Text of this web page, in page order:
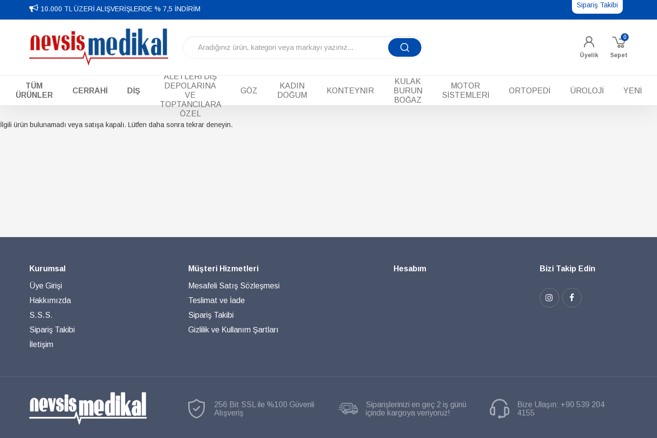
10.000 TL ÜZERİ ALIŞVERİŞLERDE % 7,5 İNDİRİM Sipariş Takibi
Üyelik Sepet
0
TÜM
ÜRÜNLER
CERRAHİ DİŞ
ALETLERİ DİŞ
DEPOLARINA
VE
TOPTANCILARA
ÖZEL
GÖZ
KADIN
DOĞUM
KONTEYNIR
KULAK
BURUN
BOĞAZ
MOTOR
SİSTEMLERİ
ORTOPEDİ ÜROLOJİ YENİ
İlgili ürün bulunamadı veya satışa kapalı. Lütfen daha sonra tekrar deneyin.
Kurumsal
Üye Girişi
Hakkımızda
S.S.S.
Sipariş Takibi
İletişim
Müşteri Hizmetleri
Mesafeli Satış Sözleşmesi
Teslimat ve İade
Sipariş Takibi
Gizlilik ve Kullanım Şartları
Hesabım Bizi Takip Edin
256 Bit SSL ile %100 Güvenli
Alışveriş
Siparişlerinizi en geç 2 iş günü
içinde kargoya veriyoruz!
Bize Ulaşın: +90 539 204
4155